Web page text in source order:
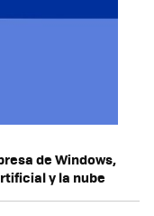
de Windows,
y la nube